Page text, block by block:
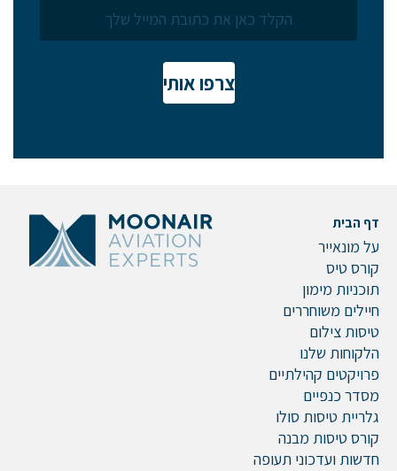
צרפו אותי
דף הבית
על מונאייר
קורס טיס
תוכניות מימון
חיילים משוחררים
טיסות צילום
הלקוחות שלנו
פרויקטים קהילתיים
מסדר כנפיים
גלריית טיסות סולו
קורס טיסות מבנה
חדשות ועדכוני תעופה